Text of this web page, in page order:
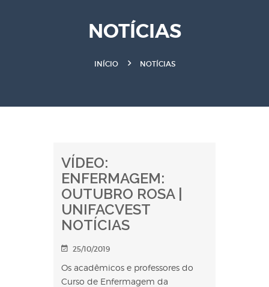
NOTÍCIAS
INÍCIO NOTÍCIAS
VÍDEO:
ENFERMAGEM:
OUTUBRO ROSA |
UNIFACVEST
NOTÍCIAS
25/10/2019
Os acadêmicos e professores do
Curso de Enfermagem da